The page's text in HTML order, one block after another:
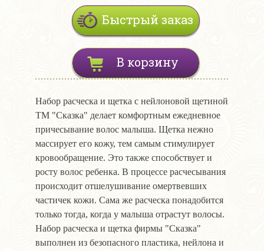
Быстрый заказ
В корзину
Набор расческа и щетка с нейлоновой щетиной
ТМ "Сказка" делает комфортным ежедневное
причесывание волос малыша. Щетка нежно
массирует его кожу, тем самым стимулирует
кровообращение. Это также способствует и
росту волос ребенка. В процессе расчесывания
происходит отшелушивание омертвевших
частичек кожи. Сама же расческа понадобится
только тогда, когда у малыша отрастут волосы.
Набор расческа и щетка фирмы "Сказка"
выполнен из безопасного пластика, нейлона и